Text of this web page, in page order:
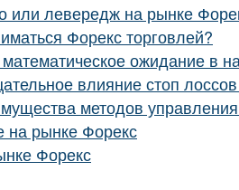
или левередж на рынке
Форекс торговлей?
ожидание в
влияние стоп
методов
на рынке Форекс
Форекс